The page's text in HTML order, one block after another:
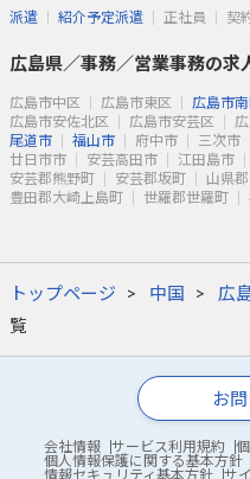
派遣 紹介予定派遣 正社員 契
広島県／事務／営業事務の求
広島市中区 広島市東区 広島市
広島市安佐北区
広島市安芸区
尾道市
福山市 府中市 三次市
廿日市市
安芸高田市 江田島市
安芸郡熊野町
安芸郡坂町 山県
豊田郡大崎上島町
世羅郡世羅町
トップページ 中国 広
覧
お
会社情報 サービス利用規約
個人情報保護に関する基本方針
情報セキュリティ基本方針
サ